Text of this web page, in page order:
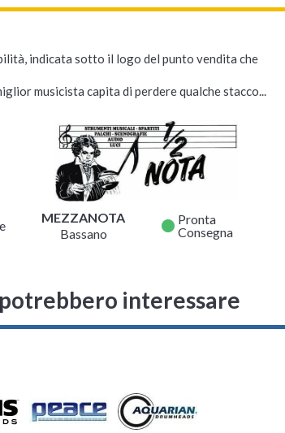
indicata sotto il logo del punto vendita che
musicista capita di perdere qualche stacco...
MEZZANOTA
Bassano
fiber_manual_record Pronta
Consegna
interessare